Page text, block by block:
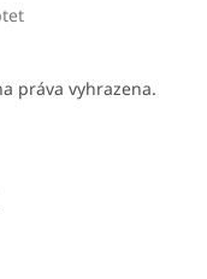
práva vyhrazena.